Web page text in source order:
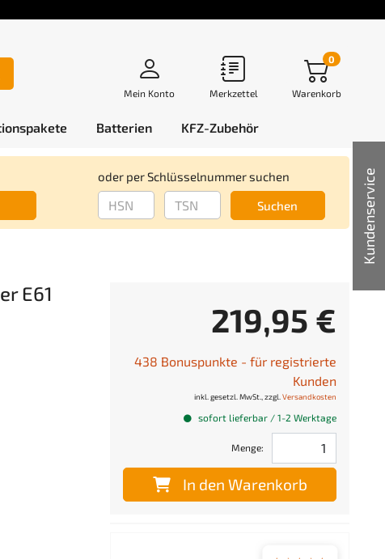
Kundenservice
Mein Konto Merkzettel Warenkorb
0
Batterien KFZ-Zubehör
oder per Schlüsselnummer suchen
Suchen
E61
219,95 €
438 Bonuspunkte - für registrierte
Kunden
inkl. gesetzl. MwSt., zzgl. Versandkosten
sofort lieferbar / 1-2 Werktage
Menge:
In den Warenkorb